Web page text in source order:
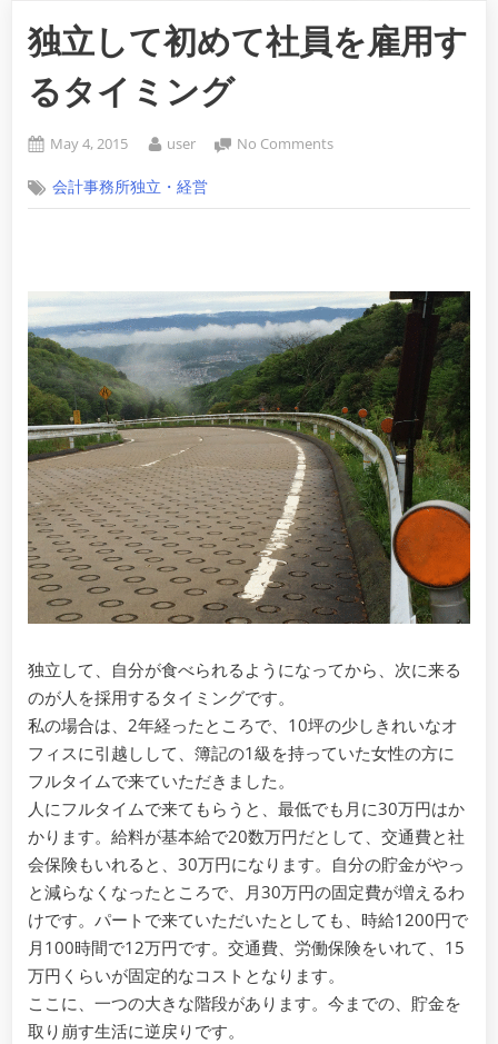
独立して初めて社員を雇用す
るタイミング
Posted
May 4, 2015 By
user No Commentson
し
て
社
員
を
雇
用
す
る
タ
イ
ミ
ン
グ
会計事務所独立・経営
独立して、自分が食べられるようになってから、次に来る
のが人を採用するタイミングです。
私の場合は、2年経ったところで、10坪の少しきれいなオ
フィスに引越しして、簿記の1級を持っていた女性の方に
フルタイムで来ていただきました。
人にフルタイムで来てもらうと、最低でも月に30万円はか
かります。給料が基本給で20数万円だとして、交通費と社
会保険もいれると、30万円になります。自分の貯金がやっ
と減らなくなったところで、月30万円の固定費が増えるわ
けです。パートで来ていただいたとしても、時給1200円で
月100時間で12万円です。交通費、労働保険をいれて、15
万円くらいが固定的なコストとなります。
ここに、一つの大きな階段があります。今までの、貯金を
取り崩す生活に逆戻りです。